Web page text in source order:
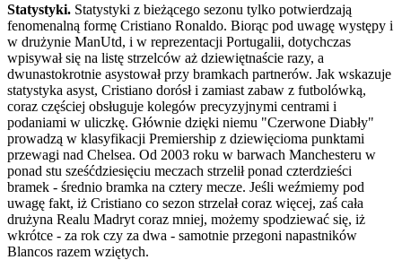
Statystyki. Statystyki z bieżącego sezonu tylko potwierdzają
fenomenalną formę Cristiano Ronaldo. Biorąc pod uwagę występy i
w drużynie ManUtd, i w reprezentacji Portugalii, dotychczas
wpisywał się na listę strzelców aż dziewiętnaście razy, a
dwunastokrotnie asystował przy bramkach partnerów. Jak wskazuje
statystyka asyst, Cristiano dorósł i zamiast zabaw z futbolówką,
coraz częściej obsługuje kolegów precyzyjnymi centrami i
podaniami w uliczkę. Głównie dzięki niemu "Czerwone Diabły"
prowadzą w klasyfikacji Premiership z dziewięcioma punktami
przewagi nad Chelsea. Od 2003 roku w barwach Manchesteru w
ponad stu sześćdziesięciu meczach strzelił ponad czterdzieści
bramek - średnio bramka na cztery mecze. Jeśli weźmiemy pod
uwagę fakt, iż Cristiano co sezon strzelał coraz więcej, zaś cała
drużyna Realu Madryt coraz mniej, możemy spodziewać się, iż
wkrótce - za rok czy za dwa - samotnie przegoni napastników
Blancos razem wziętych.